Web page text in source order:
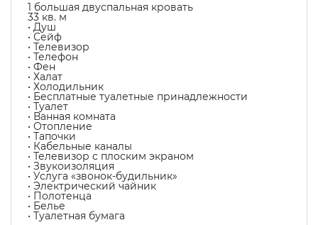
1 большая двуспальная кровать
33 кв. м
• Душ
• Сейф
• Телевизор
• Телефон
• Фен
• Халат
• Холодильник
• Бесплатные туалетные принадлежности
• Туалет
• Ванная комната
• Отопление
• Тапочки
• Кабельные каналы
• Телевизор с плоским экраном
• Звукоизоляция
• Услуга «звонок-будильник»
• Электрический чайник
• Полотенца
• Белье
• Туалетная бумага